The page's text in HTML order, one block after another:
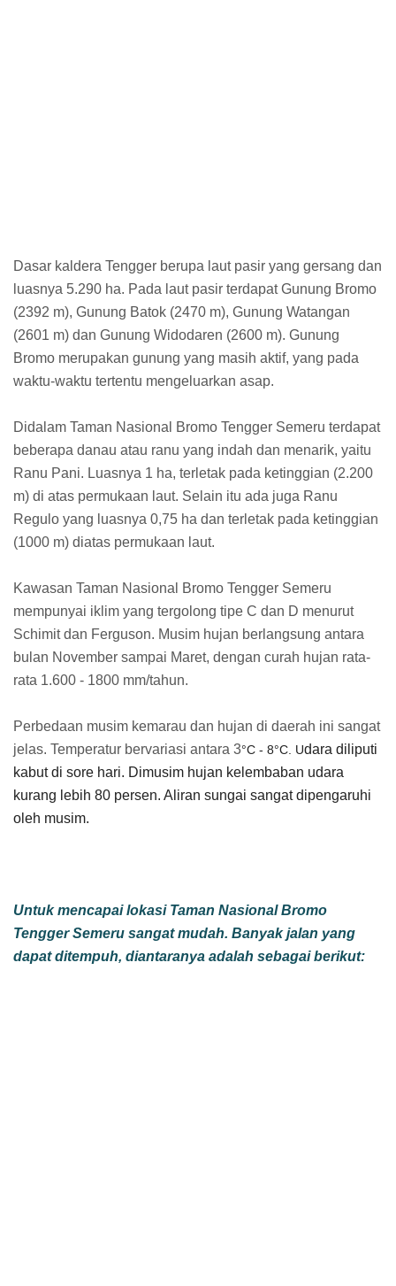
Dasar kaldera Tengger berupa laut pasir yang gersang dan
luasnya 5.290 ha. Pada laut pasir terdapat Gunung Bromo
(2392 m), Gunung Batok (2470 m), Gunung Watangan
(2601 m) dan Gunung Widodaren (2600 m). Gunung
Bromo merupakan gunung yang masih aktif, yang pada
waktu-waktu tertentu mengeluarkan asap.
Didalam Taman Nasional Bromo Tengger Semeru terdapat
beberapa danau atau ranu yang indah dan menarik, yaitu
Ranu Pani. Luasnya 1 ha, terletak pada ketinggian (2.200
m) di atas permukaan laut. Selain itu ada juga Ranu
Regulo yang luasnya 0,75 ha dan terletak pada ketinggian
(1000 m) diatas permukaan laut.
Kawasan Taman Nasional Bromo Tengger Semeru
mempunyai iklim yang tergolong tipe C dan D menurut
Schimit dan Ferguson. Musim hujan berlangsung antara
bulan November sampai Maret, dengan curah hujan rata-
rata 1.600 - 1800 mm/tahun.
Perbedaan musim kemarau dan hujan di daerah ini sangat
jelas. Temperatur bervariasi antara 3°C - 8°C. Udara diliputi
kabut di sore hari. Dimusim hujan kelembaban udara
kurang lebih 80 persen. Aliran sungai sangat dipengaruhi
oleh musim.
Untuk mencapai lokasi Taman Nasional Bromo
Tengger Semeru sangat mudah. Banyak jalan yang
dapat ditempuh, diantaranya adalah sebagai berikut: